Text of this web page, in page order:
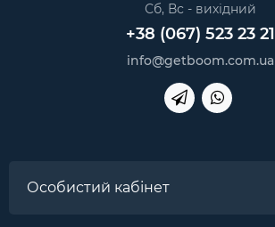
Сб, Вс - вихідний
+38 (067) 523 23 21
info@getboom.com.ua
Особистий кабінет